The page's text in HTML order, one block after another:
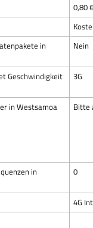
0,80 €
in
Nein
Geschwindigkeit
3G
in Westsamoa Bitte
in
0
4G